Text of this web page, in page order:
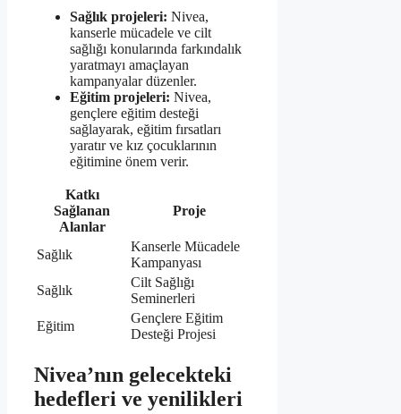
Sağlık projeleri: Nivea,
kanserle mücadele ve cilt
sağlığı konularında farkındalık
yaratmayı amaçlayan
kampanyalar düzenler.
Eğitim projeleri: Nivea,
gençlere eğitim desteği
sağlayarak, eğitim fırsatları
yaratır ve kız çocuklarının
eğitimine önem verir.
Katkı
Sağlanan
Alanlar
Proje
Sağlık
Kanserle Mücadele
Kampanyası
Sağlık
Cilt Sağlığı
Seminerleri
Eğitim
Gençlere Eğitim
Desteği Projesi
Nivea’nın gelecekteki
hedefleri ve yenilikleri